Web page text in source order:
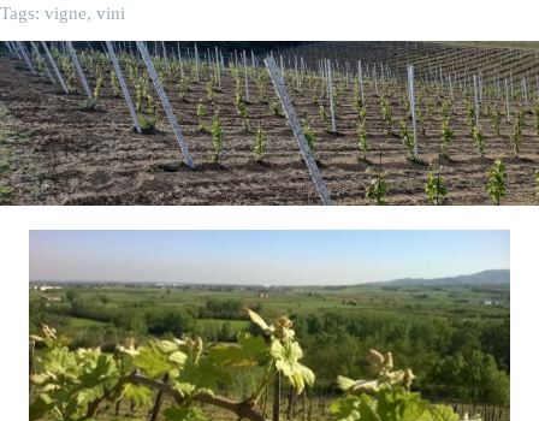
Tags: vigne, vini